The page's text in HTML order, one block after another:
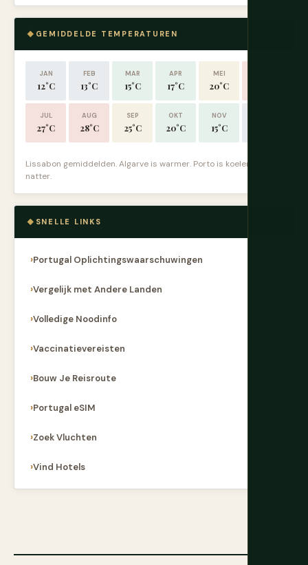
GEMIDDELDE TEMPERATUREN
JAN
12°C
FEB
13°C
MAR
15°C
APR
17°C
MEI
20°C
JUL
27°C
AUG
28°C
SEP
25°C
OKT
20°C
NOV
15°C
Lissabon gemiddelden. Algarve is warmer. Porto is koeler en
natter.
SNELLE LINKS
Portugal Oplichtingswaarschuwingen
Vergelijk met Andere Landen
Volledige Noodinfo
Vaccinatievereisten
Bouw Je Reisroute
Portugal eSIM
Zoek Vluchten
Vind Hotels